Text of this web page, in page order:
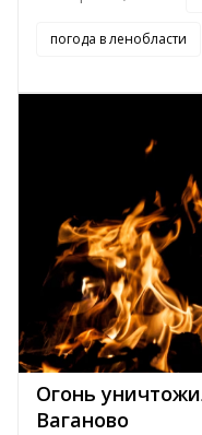
погода в ленобласти
Огонь
Ваганово